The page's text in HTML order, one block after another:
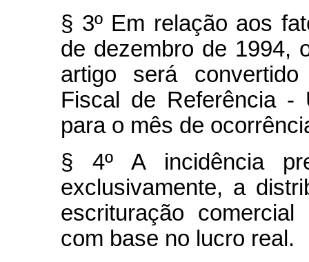
§ 3º Em relação aos
de dezembro de 1994,
artigo será
Fiscal de Referência -
para o mês de
§ 4º A incidência
exclusivamente, a
escrituração
com base no lucro real.